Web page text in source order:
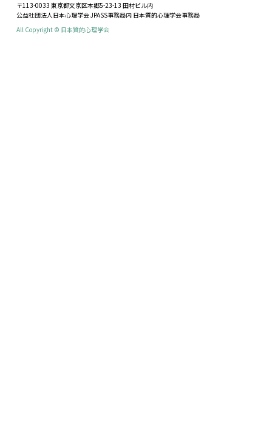
〒113-0033 東京都文京区本郷5-23-13 田村ビル内
公益社団法人日本心理学会 JPASS事務局内 日本質的心理学会事務局
All Copyright © 日本質的心理学会